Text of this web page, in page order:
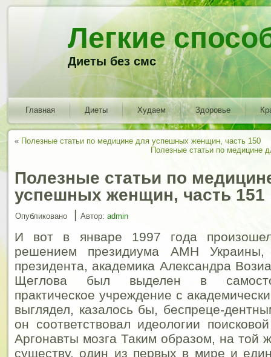
Легкие
Диеты без смс
Главная Диеты Худаем Здоровье
« Полезные статьи по медицине для успешных женщин, часть 150
Полезные статьи по медицине
Полезные статьи по
успешных женщин, часть 151
Опубликовано | Автор: admin
И вот в январе 1997 года
решением президиума АМН
президента, академика Александра
Щеглова был выделен в
практическое учреждение с
выглядел, казалось бы, беспреце-
он соответствовал идеологии
Аргонавты мозга Таким образом, на той
существу, один из первых в мире и